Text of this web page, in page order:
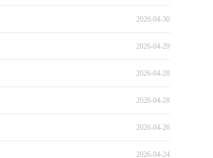
2026-04-30
2026-04-29
2026-04-28
2026-04-28
2026-04-26
2026-04-24